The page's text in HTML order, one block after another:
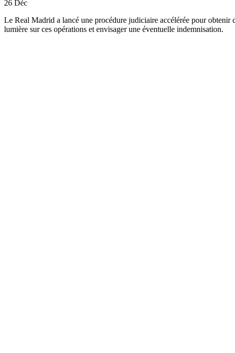
26 Déc
Le Real Madrid a lancé une procédure judiciaire accélérée pour
lumière sur ces opérations et envisager une éventuelle indemnisation.